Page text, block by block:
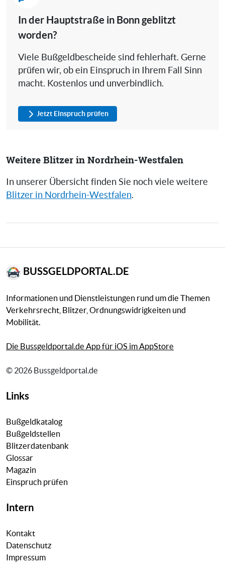
In der Hauptstraße in Bonn geblitzt
worden?
Viele Bußgeldbescheide sind fehlerhaft. Gerne
prüfen wir, ob ein Einspruch in Ihrem Fall Sinn
macht. Kostenlos und unverbindlich.
Jetzt Einspruch prüfen
Weitere Blitzer in Nordrhein-Westfalen
In unserer Übersicht finden Sie noch viele weitere
Blitzer in Nordrhein-Westfalen.
BUSSGELDPORTAL.DE
Informationen und Dienstleistungen rund um die Themen
Verkehrsrecht, Blitzer, Ordnungswidrigkeiten und
Mobilität.
Die Bussgeldportal.de App für iOS im AppStore
© 2026 Bussgeldportal.de
Links
Bußgeldkatalog
Bußgeldstellen
Blitzerdatenbank
Glossar
Magazin
Einspruch prüfen
Intern
Kontakt
Datenschutz
Impressum